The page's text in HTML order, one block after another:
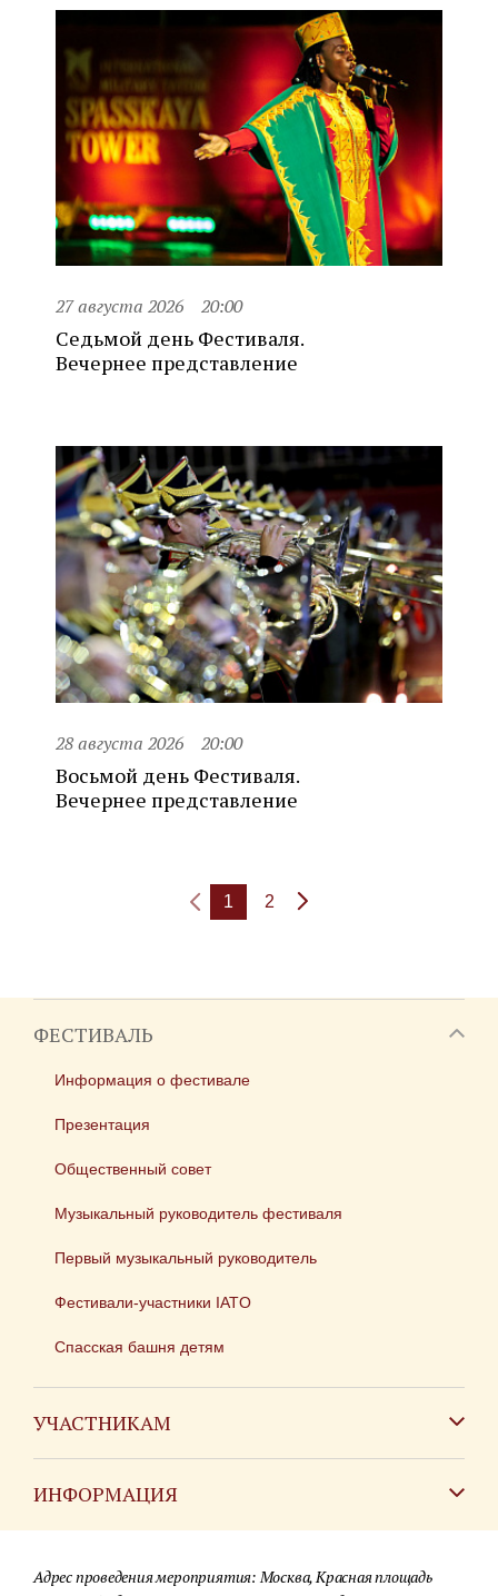
27 августа 2026 20:00
Седьмой день Фестиваля.
Вечернее представление
28 августа 2026 20:00
Восьмой день Фестиваля.
Вечернее представление
1 2
ФЕСТИВАЛЬ
Информация о фестивале
Презентация
Общественный совет
Музыкальный руководитель фестиваля
Первый музыкальный руководитель
Фестивали-участники IATO
Спасская башня детям
УЧАСТНИКАМ
ИНФОРМАЦИЯ
Для СМИ
Адрес проведения мероприятия: Москва, Красная площадь